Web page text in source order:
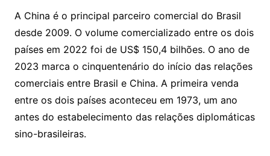
A China é o principal parceiro comercial do Brasil
desde 2009. O volume comercializado entre os dois
países em 2022 foi de US$ 150,4 bilhões. O ano de
2023 marca o cinquentenário do início das relações
comerciais entre Brasil e China. A primeira venda
entre os dois países aconteceu em 1973, um ano
antes do estabelecimento das relações diplomáticas
sino-brasileiras.